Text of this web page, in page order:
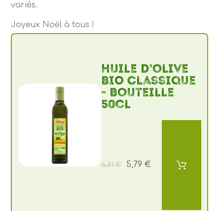
variés.
Joyeux Noël à tous !
Huile d’olive
BIO Classique
- Bouteille
50cl
6,81 € 5,79 €